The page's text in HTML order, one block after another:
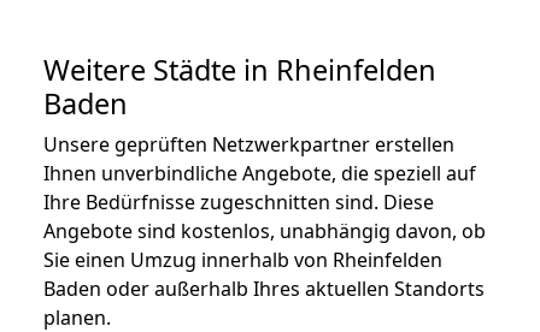
Weitere Städte in Rheinfelden
Baden
Unsere geprüften Netzwerkpartner erstellen
Ihnen unverbindliche Angebote, die speziell auf
Ihre Bedürfnisse zugeschnitten sind. Diese
Angebote sind kostenlos, unabhängig davon, ob
Sie einen Umzug innerhalb von Rheinfelden
Baden oder außerhalb Ihres aktuellen Standorts
planen.